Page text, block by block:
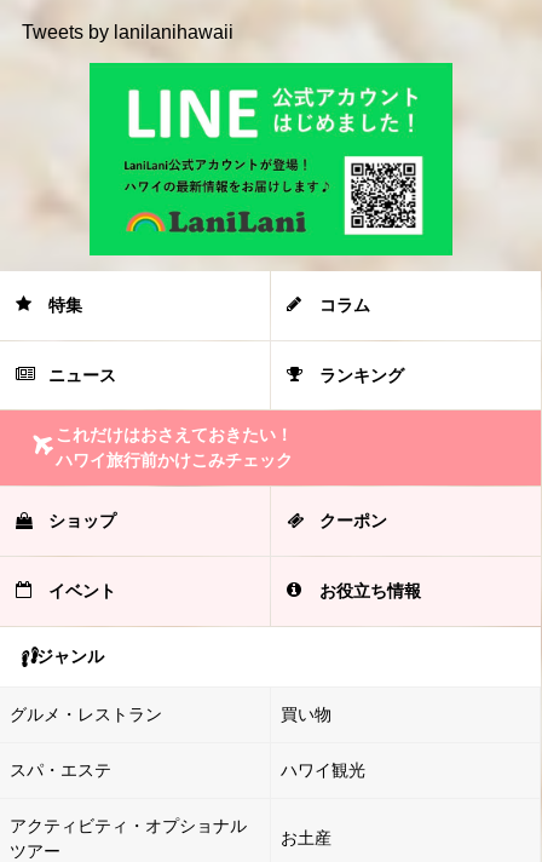
Tweets by lanilanihawaii
特集 コラム
ニュース ランキング
これだけはおさえておきたい！
ハワイ旅行前かけこみチェック
ショップ クーポン
イベント お役立ち情報
ジャンル
グルメ・レストラン 買い物
スパ・エステ ハワイ観光
アクティビティ・オプショナル
ツアー
お土産